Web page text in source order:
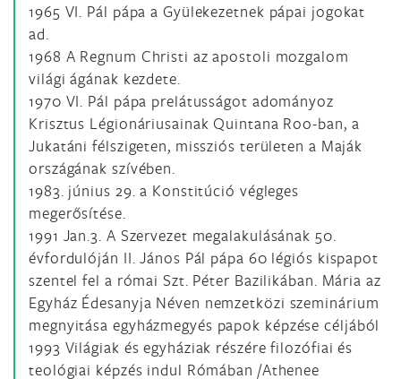
1965 VI. Pál pápa a Gyülekezetnek pápai jogokat
ad.
1968 A Regnum Christi az apostoli mozgalom
világi ágának kezdete.
1970 VI. Pál pápa prelátusságot adományoz
Krisztus Légionáriusainak Quintana Roo-ban, a
Jukatáni félszigeten, missziós területen a Maják
országának szívében.
1983. június 29. a Konstitúció végleges
megerősítése.
1991 Jan.3. A Szervezet megalakulásának 50.
évfordulóján II. János Pál pápa 60 légiós kispapot
szentel fel a római Szt. Péter Bazilikában. Mária az
Egyház Édesanyja Néven nemzetközi szeminárium
megnyitása egyházmegyés papok képzése céljából
1993 Világiak és egyháziak részére filozófiai és
teológiai képzés indul Rómában /Athenee